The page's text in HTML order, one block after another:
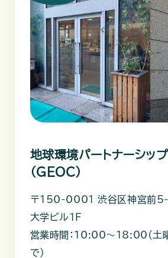
地球環境パートナーシッ
（GEOC）
〒150-0001 渋谷区神宮前
大学ビル1F
営業時間：10:00～18:00（土
で）